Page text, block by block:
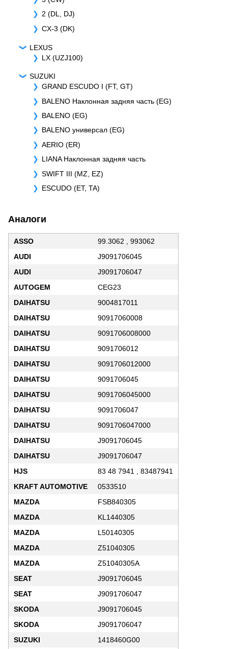
2 (DL, DJ)
CX-3 (DK)
LEXUS
LX (UZJ100)
SUZUKI
GRAND ESCUDO I (FT, GT)
BALENO Наклонная задняя часть (EG)
BALENO (EG)
BALENO универсал (EG)
AERIO (ER)
LIANA Наклонная задняя часть
SWIFT III (MZ, EZ)
ESCUDO (ET, TA)
Аналоги
ASSO
99.3062 , 993062
AUDI
J9091706045
AUDI
J9091706047
AUTOGEM
CEG23
DAIHATSU
9004817011
DAIHATSU
90917060008
DAIHATSU
9091706008000
DAIHATSU
9091706012
DAIHATSU
9091706012000
DAIHATSU
9091706045
DAIHATSU
9091706045000
DAIHATSU
9091706047
DAIHATSU
9091706047000
DAIHATSU
J9091706045
DAIHATSU
J9091706047
HJS
83 48 7941 , 83487941
KRAFT AUTOMOTIVE
0533510
MAZDA
FSB840305
MAZDA
KL1440305
MAZDA
L50140305
MAZDA
Z51040305
MAZDA
Z51040305A
SEAT
J9091706045
SEAT
J9091706047
SKODA
J9091706045
SKODA
J9091706047
SUZUKI
1418460G00